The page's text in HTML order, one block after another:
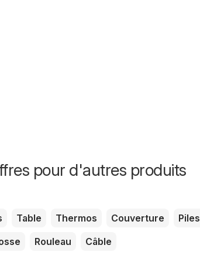
pour d'autres produits
Table Thermos Couverture
Piles
Rouleau Câble